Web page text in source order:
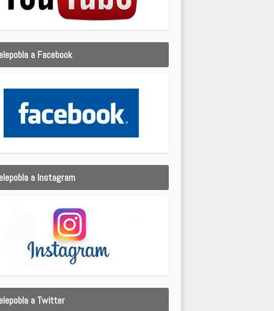
a Facebook
a Instagram
a Twitter